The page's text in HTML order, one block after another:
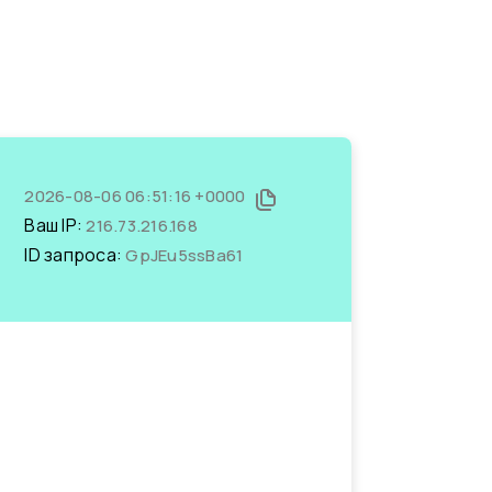
2026-08-06 06:51:16 +0000
Ваш IP:216.73.216.168
ID запроса:GpJEu5ssBa61